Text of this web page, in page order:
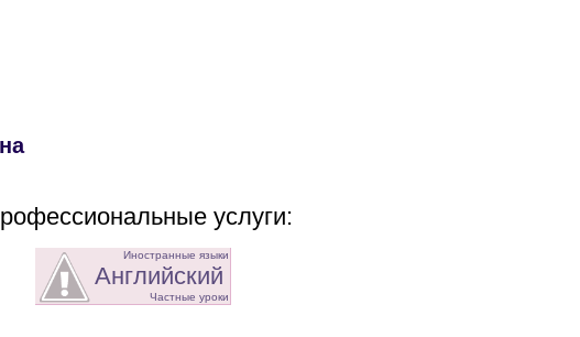
услуги:
Частные уроки
Иностранные языки
Английский